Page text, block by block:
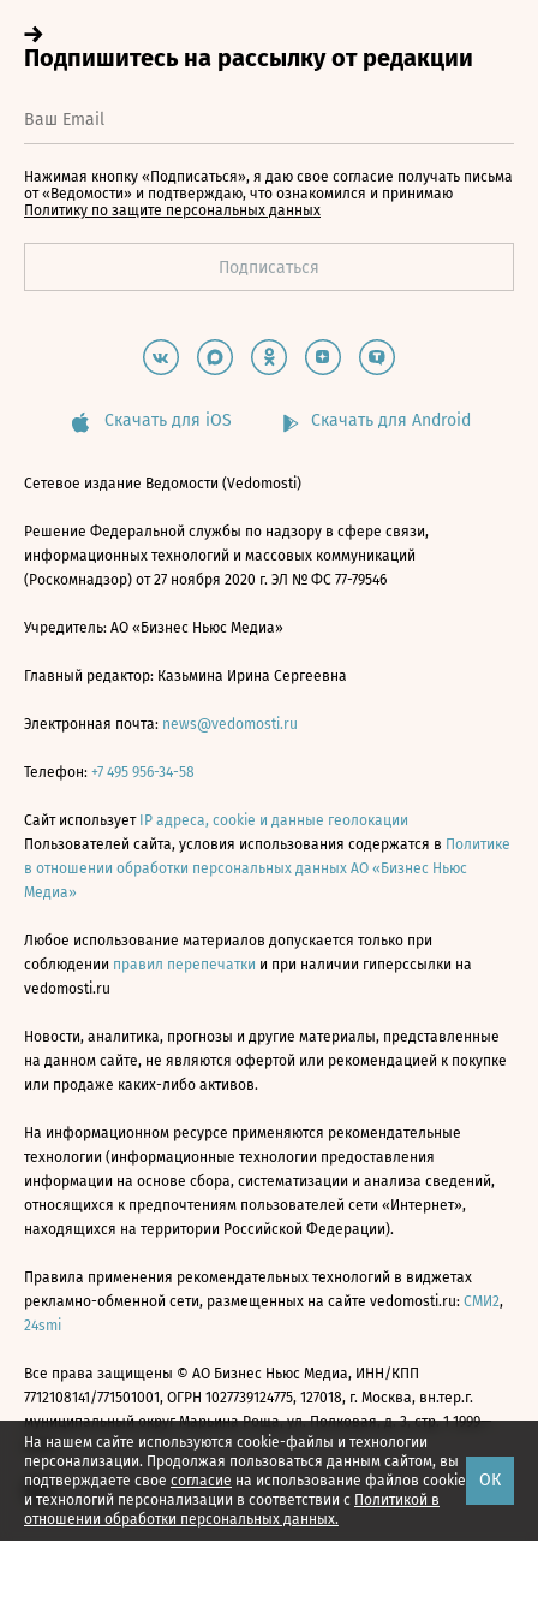
На нашем сайте используются cookie-файлы и технологии
персонализации. Продолжая пользоваться данным сайтом, вы
подтверждаете свое согласие на использование файлов cookie
и технологий персонализации в соответствии с Политикой в
отношении обработки персональных данных.
ОК
Нажимая кнопку «Подписаться», я даю свое согласие получать письма
от «Ведомости» и подтверждаю, что ознакомился и принимаю
Политику по защите персональных данных
Скачать для iOS Скачать для Android
Сетевое издание Ведомости (Vedomosti)
Решение Федеральной службы по надзору в сфере связи,
информационных технологий и массовых коммуникаций
(Роскомнадзор) от 27 ноября 2020 г. ЭЛ № ФС 77-79546
Учредитель: АО «Бизнес Ньюс Медиа»
Главный редактор: Казьмина Ирина Сергеевна
Электронная почта: news@vedomosti.ru
Телефон: +7 495 956-34-58
Сайт использует IP адреса, cookie и данные геолокации
Пользователей сайта, условия использования содержатся в Политике
в отношении обработки персональных данных АО «Бизнес Ньюс
Медиа»
Любое использование материалов допускается только при
соблюдении правил перепечатки и при наличии гиперссылки на
vedomosti.ru
Новости, аналитика, прогнозы и другие материалы, представленные
на данном сайте, не являются офертой или рекомендацией к покупке
или продаже каких-либо активов.
На информационном ресурсе применяются рекомендательные
технологии (информационные технологии предоставления
информации на основе сбора, систематизации и анализа сведений,
относящихся к предпочтениям пользователей сети «Интернет»,
находящихся на территории Российской Федерации).
Правила применения рекомендательных технологий в виджетах
рекламно-обменной сети, размещенных на сайте vedomosti.ru: СМИ2,
24smi
Все права защищены © АО Бизнес Ньюс Медиа, ИНН/КПП
7712108141/771501001, ОГРН 1027739124775, 127018, г. Москва, вн.тер.г.
муниципальный округ Марьина Роща, ул. Полковая, д. 3, стр. 1 1999—
2026